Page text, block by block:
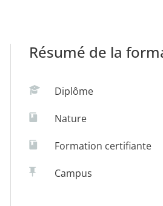
de cette discipline dans l’équipe
à pour objectifs :
travail) en Art- thérapie,
Résumé de la
Diplôme
Nature
Formation certifiante
Campus